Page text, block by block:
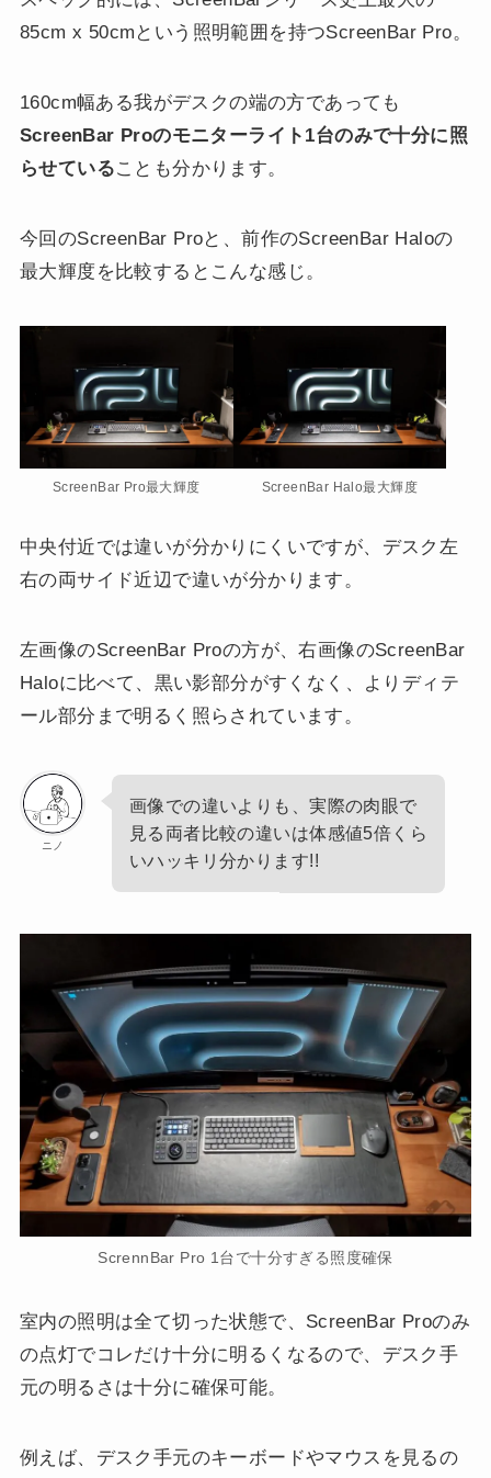
85cm x 50cmという照明範囲を持つScreenBar Pro。
160cm幅ある我がデスクの端の方であっても
ScreenBar Proのモニターライト1台のみで十分に照
らせていることも分かります。
今回のScreenBar Proと、前作のScreenBar Haloの
最大輝度を比較するとこんな感じ。
ScreenBar Pro最大輝度 ScreenBar Halo最大輝度
中央付近では違いが分かりにくいですが、デスク左
右の両サイド近辺で違いが分かります。
左画像のScreenBar Proの方が、右画像のScreenBar
Haloに比べて、黒い影部分がすくなく、よりディテ
ール部分まで明るく照らされています。
ニノ
画像での違いよりも、実際の肉眼で
見る両者比較の違いは体感値5倍くら
いハッキリ分かります!!
ScrennBar Pro 1台で十分すぎる照度確保
室内の照明は全て切った状態で、ScreenBar Proのみ
の点灯でコレだけ十分に明るくなるので、デスク手
元の明るさは十分に確保可能。
例えば、デスク手元のキーボードやマウスを見るの